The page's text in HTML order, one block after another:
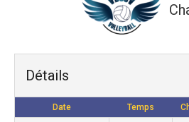
Détails
Date Temps